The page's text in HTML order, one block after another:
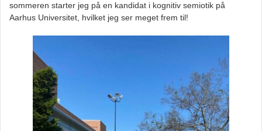
sommeren starter jeg på en kandidat i kognitiv semiotik på
Aarhus Universitet, hvilket jeg ser meget frem til!